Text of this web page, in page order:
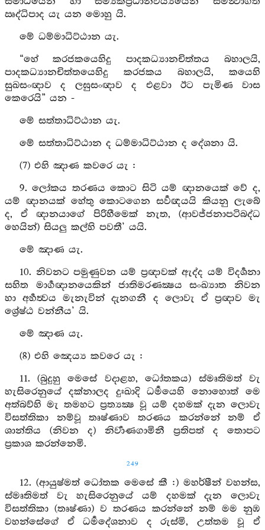
ඍද්ධිපාද යැ යන මොහු යි.
මේ ධම්මාධිට්ඨාන යැ.
“හේ කරජකයෙහිදු පාදකධ්‍යානචිත්තය බහාලයි,
පාදකධ්‍යානචිත්තයෙහිදු කරජකය බහාලයි, කයෙහි
සුඛසංඥාව ද ලඝුසංඥාව ද එළවා ඊට පැමිණ වාස
කෙරෙයි” යන -
මේ සත්තාධිට්ඨාන යැ.
මේ සත්තාධිට්ඨාන ද ධම්මාධිට්ඨාන ද දේශනා යි.
(7) එහි ඤාණ කවරෙ යැ :
9. ලෝකය තරණය කොට සිටි යම් ඥානයෙක් වේ ද,
යම් ඥානයක් හේතු කොටගෙන සර්‍වඥයයි කියනු ලැබේ
ද, ඒ ඥානයාගේ පිරිහීමෙක් නැත, (ආවජ්ජනාපටිබද්ධ
හෙයින්) සියලු කල්හි පවතී’ යයි.
මේ ඤාණ යැ.
10. නිවනට පමුණුවන යම් ප්‍රඥාවක් ඇද්ද යම් විදර්‍ශනා
සහිත මාර්‍ගඥානයෙකින් ජාතිමරණක්‍ෂය සංඛ්‍යාත නිවන
හා අර්‍හත්‍වය මැනැවින් දැනගනී ද ලොවැ ඒ ප්‍රඥාව මැ
ශ්‍රේෂ්ඨ වන්නීය’ යි.
මේ ඤාණ යැ.
(8) එහි ඤෙය්‍ය කවරෙ යැ :
11. (බුදුහු මෙසේ වදාළහ, ධෝතකය) ස්මෘතිමත් වැ
හැසිරෙනුයේ දක්නාලද දුඃඛාදි ධර්‍මයෙහි නොහොත් මෙ
අත්බව්හි මැ තමහට ප්‍රත්‍යක්‍ෂ වූ යම් දහමක් දැන ලොවැ
විසත්තිකා නම්වූ තෘෂ්ණාව තරණය කරන්නේ නම් ඒ
ශාන්තිය (නිවන ද) නිර්‍වාණගාමිනී ප්‍රතිපත් ද තොපට
ප්‍රකාශ කරන්නෙමි.
249
12. (ආයුෂ්මත් ධෝතක මෙසේ කී :) මහර්ෂීන් වහන්ස,
ස්මෘතිමත් වැ හැසිරෙනුයේ යම් දහමක් දැන ලොවැ
විසත්තිකා (තෘෂ්ණා) ව තරණය කරන්නේ නම් මම නුඹ
වහන්සේගේ ඒ ධර්‍මදේශනාව ද රුස්මි, උත්තම වූ ඒ